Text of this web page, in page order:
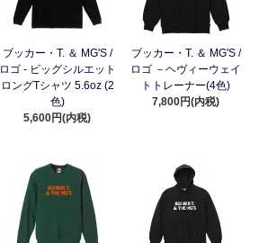
ブッカー・T. ＆ MG'S /
ロゴ - ビッグシルエット
ロングTシャツ 5.6oz (2
色)
5,600円(内税)
ブッカー・T. ＆ MG'S /
ロゴ －ヘヴィーウェイ
トトレーナー(4色)
7,800円(内税)